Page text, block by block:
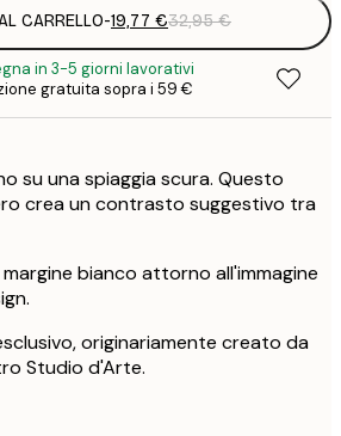
CARRELLO-19,77 €32,95 €
in 3-5 giorni lavorativi
gratuita sopra i 59 €
su una spiaggia scura. Questo
crea un contrasto suggestivo tra
bianco attorno all'immagine
originariamente creato da
Studio d'Arte.